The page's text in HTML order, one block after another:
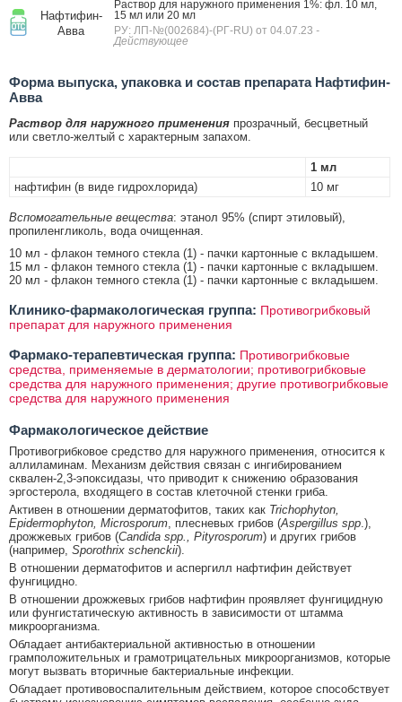
Нафтифин-
Авва
Раствор для наружного применения 1%: фл. 10 мл,
15 мл или 20 мл
РУ: ЛП-№(002684)-(РГ-RU) от 04.07.23 -
Действующее
Форма выпуска, упаковка и состав препарата Нафтифин-
Авва
Раствор для наружного применения прозрачный, бесцветный
или светло-желтый с характерным запахом.
1 мл
нафтифин (в виде гидрохлорида)
10 мг
Вспомогательные вещества: этанол 95% (спирт этиловый),
пропиленгликоль, вода очищенная.
10 мл - флакон темного стекла (1) - пачки картонные с вкладышем.
15 мл - флакон темного стекла (1) - пачки картонные с вкладышем.
20 мл - флакон темного стекла (1) - пачки картонные с вкладышем.
Клинико-фармакологическая группа: Противогрибковый
препарат для наружного применения
Фармако-терапевтическая группа: Противогрибковые
средства, применяемые в дерматологии; противогрибковые
средства для наружного применения; другие противогрибковые
средства для наружного применения
Фармакологическое действие
Противогрибковое средство для наружного применения, относится к
аллиламинам. Механизм действия связан с ингибированием
сквален-2,3-эпоксидазы, что приводит к снижению образования
эргостерола, входящего в состав клеточной стенки гриба.
Активен в отношении дерматофитов, таких как Trichophyton,
Epidermophyton, Microsporum, плесневых грибов (Aspergillus spp.),
дрожжевых грибов (Candida spp., Pityrosporum) и других грибов
(например, Sporothrix schenckii).
В отношении дерматофитов и аспергилл нафтифин действует
фунгицидно.
В отношении дрожжевых грибов нафтифин проявляет фунгицидную
или фунгистатическую активность в зависимости от штамма
микроорганизма.
Обладает антибактериальной активностью в отношении
грамположительных и грамотрицательных микроорганизмов, которые
могут вызвать вторичные бактериальные инфекции.
Обладает противовоспалительным действием, которое способствует